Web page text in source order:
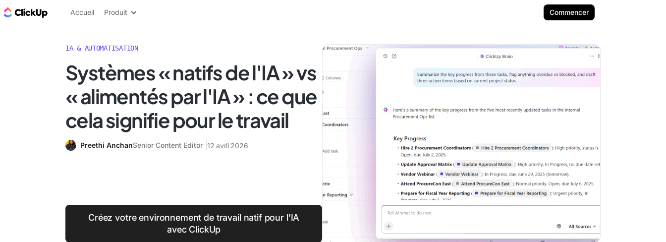
ClickUp Blog
Accueil Produit Commencer
IA & AUTOMATISATION
Systèmes « natifs de l'IA » vs
« alimentés par l'IA » : ce que
cela signifie pour le travail
Preethi AnchanSenior Content Editor 12 avril 2026
Créez votre environnement de travail natif pour l'IA
avec ClickUp